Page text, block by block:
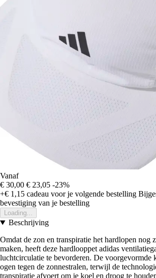
Vanaf
€ 30,00 € 23,05 -23%
+€ 1,15 cadeau voor je volgende bestelling
bevestiging van je bestelling
Loading...
Beschrijving
Omdat de zon en transpiratie het hardlopen nog
maken, heeft deze hardlooppet adidas
luchtcirculatie te bevorderen. De voorgevormde
ogen tegen de zonnestralen, terwijl de
transpiratie afvoert om je koel en droog te